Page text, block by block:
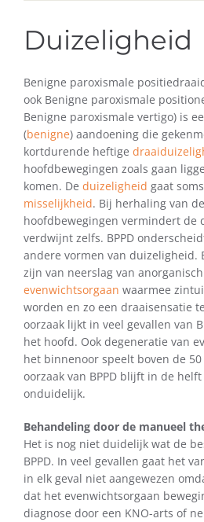
Duizeligheid
Benigne paroxismale
ook Benigne paroxismale
Benigne paroxismale vertigo) is
(benigne) aandoening die
kortdurende heftige
hoofdbewegingen zoals gaan
komen. De duizeligheid gaat
misselijkheid. Bij herhaling van
hoofdbewegingen vermindert de
verdwijnt zelfs. BPPD
andere vormen van duizeligheid.
zijn van neerslag van
evenwichtsorgaan waarmee
worden en zo een draaisensatie
oorzaak lijkt in veel gevallen van
het hoofd. Ook degeneratie van
het binnenoor speelt boven de
oorzaak van BPPD blijft in de
onduidelijk.
Behandeling door de manueel
Het is nog niet duidelijk wat de
BPPD. In veel gevallen gaat het
in elk geval niet aangewezen
dat het evenwichtsorgaan
diagnose door een KNO-arts of